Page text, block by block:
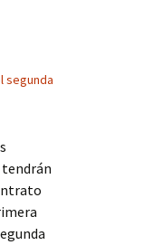
segunda
tendrán